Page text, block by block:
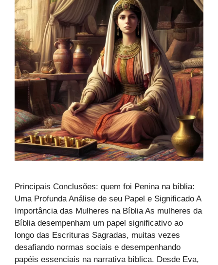
Principais Conclusões: quem foi Penina na bíblia:
Uma Profunda Análise de seu Papel e Significado A
Importância das Mulheres na Bíblia As mulheres da
Bíblia desempenham um papel significativo ao
longo das Escrituras Sagradas, muitas vezes
desafiando normas sociais e desempenhando
papéis essenciais na narrativa bíblica. Desde Eva,